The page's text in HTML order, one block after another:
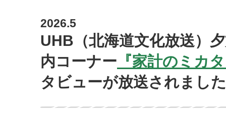
2026.5
UHB（北海道文化放送）
内コーナー 『家計のミカ
タビューが放送されました